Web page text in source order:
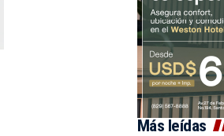
Más leídas